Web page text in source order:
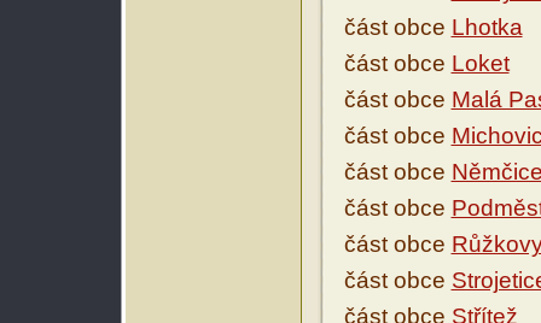
část obce Lhotka
část obce Loket
část obce Malá
část obce
část obce
část obce
část obce
část obce
část obce Střítež